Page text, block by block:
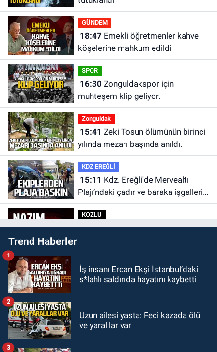
GÜNDEM
18:47
köşelerine mahkum edildi
SPOR
16:30
muhteşem klip geliyor.
Zonguldak
15:41
yılında mezarı başında anıldı.
KDZ EREĞLİ
15:11
Plajı’ndaki çadır ve baraka işgalleri
kaldırıldı.
KOZLU
14:31Kozlu'da Nazım Zararcı
evinde ölü bulundu.
12:45Ülkü Hilal Çiftçi’nin ailesinde
yeni kriz. “Kızımın parasını
12:15Çaycuma'da otomobil
Trend Haberler
İş insanı Ercan Ekşi İstanbul’daki
s*lahlı saldırıda hayatını kaybetti
1
Uzun ailesi yasta: Feci kazada ölü
ve yaralılar var
2
3